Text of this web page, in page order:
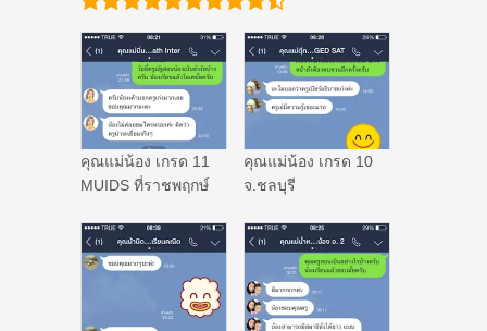
คุณแม่น้อง เกรด 11
MUIDS ที่ราชพฤกษ์
คุณแม่น้อง เกรด 10
จ.ชลบุรี